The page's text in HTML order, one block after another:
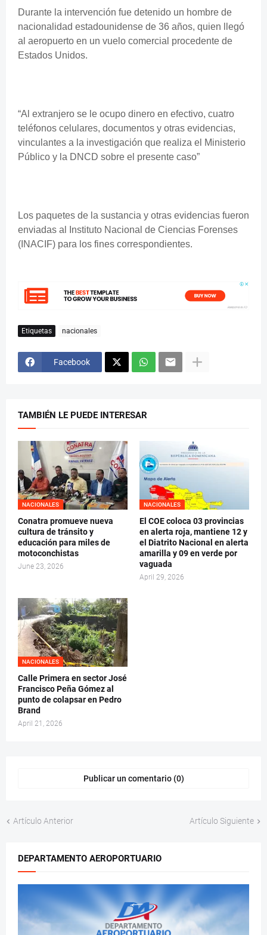
Durante la intervención fue detenido un hombre de
nacionalidad estadounidense de 36 años, quien llegó
al aeropuerto en un vuelo comercial procedente de
Estados Unidos.
“Al extranjero se le ocupo dinero en efectivo, cuatro
teléfonos celulares, documentos y otras evidencias,
vinculantes a la investigación que realiza el Ministerio
Público y la DNCD sobre el presente caso”
Los paquetes de la sustancia y otras evidencias fueron
enviadas al Instituto Nacional de Ciencias Forenses
(INACIF) para los fines correspondientes.
Etiquetas nacionales
Facebook
TAMBIÉN LE PUEDE INTERESAR
NACIONALES
Conatra promueve nueva
cultura de tránsito y
educación para miles de
motoconchistas
June 23, 2026
NACIONALES
El COE coloca 03 provincias
en alerta roja, mantiene 12 y
el Diatrito Nacional en alerta
amarilla y 09 en verde por
vaguada
April 29, 2026
NACIONALES
Calle Primera en sector José
Francisco Peña Gómez al
punto de colapsar en Pedro
Brand
April 21, 2026
Publicar un comentario (0)
Artículo Anterior Artículo Siguiente
DEPARTAMENTO AEROPORTUARIO